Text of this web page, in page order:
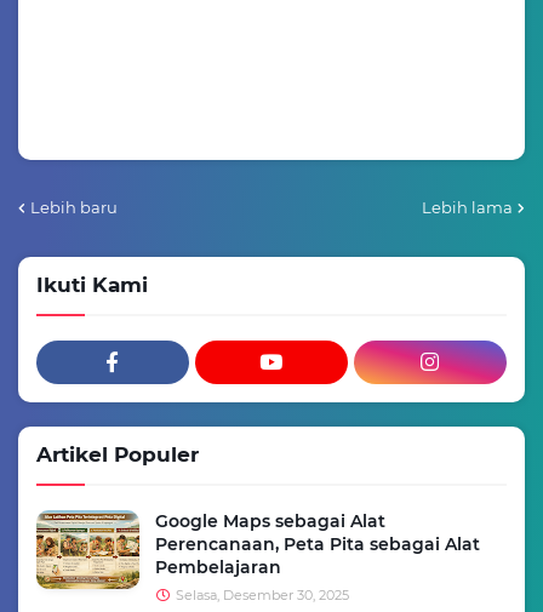
Lebih baru Lebih lama
Ikuti Kami
Artikel Populer
Google Maps sebagai Alat
Perencanaan, Peta Pita sebagai Alat
Pembelajaran
Selasa, Desember 30, 2025